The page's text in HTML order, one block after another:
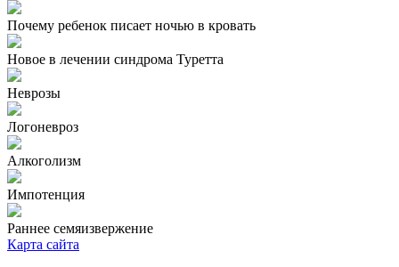
Почему ребенок писает ночью в кровать
Новое в лечении синдрома Туретта
Неврозы
Логоневроз
Алкоголизм
Импотенция
Раннее семяизвержение
Карта сайта